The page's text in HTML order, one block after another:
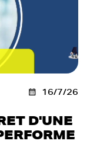
16/7/26
D'UNE